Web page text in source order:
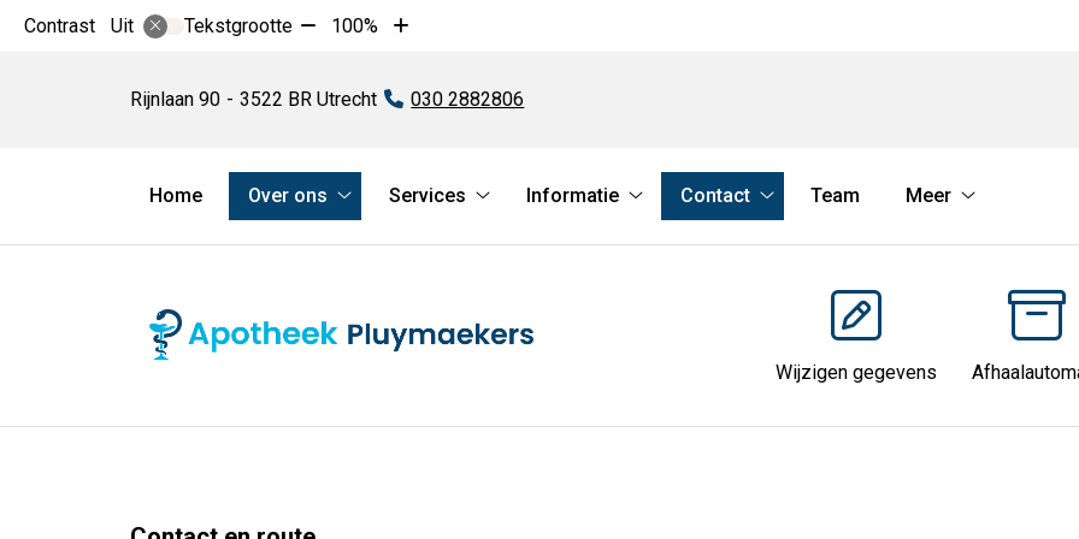
Contrast Uit Tekstgrootte Tekst
10%
100%
Tekst
10%
PluymaekersRijnlaan 90 3522 BR Utrecht Tel:
030 2882806
Hoofdmenu
Home
Over ons
Over
ons
Services
submenu
Informatie
Informatie
submenu
Contact
Contact
submenu
Team
Meer
submenu
Wijzigen gegevens